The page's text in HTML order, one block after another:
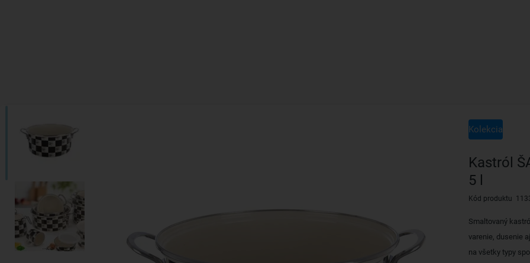
Kolekcia
Kastról
5 l
Kód produktu
Smaltovaný
varenie, dusenie
na všetky typy